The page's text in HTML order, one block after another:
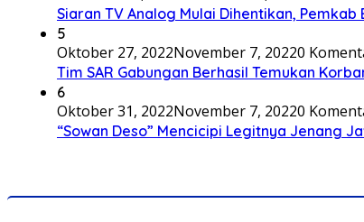
Siaran TV Analog Mulai Dihentikan,
5
Oktober 27, 2022November 7, 20220
Tim SAR Gabungan Berhasil Temukan
6
Oktober 31, 2022November 7, 20220
“Sowan Deso” Mencicipi Legitnya Jenang